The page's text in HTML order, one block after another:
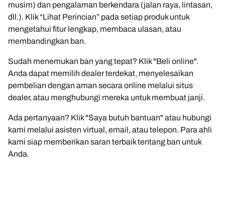
musim) dan pengalaman berkendara (jalan raya, lintasan,
dll.). Klik “Lihat Perincian” pada setiap produk untuk
mengetahui fitur lengkap, membaca ulasan, atau
membandingkan ban.
Sudah menemukan ban yang tepat? Klik "Beli online".
Anda dapat memilih dealer terdekat, menyelesaikan
pembelian dengan aman secara online melalui situs
dealer, atau menghubungi mereka untuk membuat janji.
Ada pertanyaan? Klik "Saya butuh bantuan" atau hubungi
kami melalui asisten virtual, email, atau telepon. Para ahli
kami siap memberikan saran terbaik tentang ban untuk
Anda.